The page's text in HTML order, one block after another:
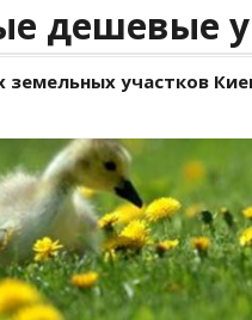
дешевые
участков